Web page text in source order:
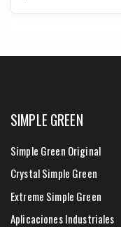
SIMPLE GREEN
Simple Green Original
Crystal Simple Green
Extreme Simple Green
Aplicaciones Industriales